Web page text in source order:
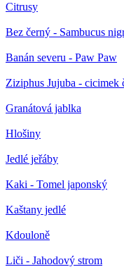
Citrusy
Bez černý - Sambucus
Banán severu - Paw Paw
Ziziphus Jujuba - cicimek
Granátová jablka
Hlošiny
Jedlé jeřáby
Kaki - Tomel japonský
Kaštany jedlé
Kdouloně
Liči - Jahodový strom